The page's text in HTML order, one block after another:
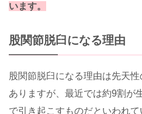
います。
股関節脱臼になる理由
股関節脱臼になる理由は先天
ありますが、最近では約9割が
で引き起こすものだといわれ